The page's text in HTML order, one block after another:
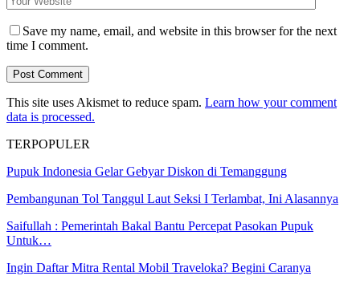
Save my name, email, and website in this browser for the next
time I comment.
This site uses Akismet to reduce spam. Learn how your comment
data is processed.
TERPOPULER
Pupuk Indonesia Gelar Gebyar Diskon di Temanggung
Pembangunan Tol Tanggul Laut Seksi I Terlambat, Ini Alasannya
Saifullah : Pemerintah Bakal Bantu Percepat Pasokan Pupuk
Untuk…
Ingin Daftar Mitra Rental Mobil Traveloka? Begini Caranya